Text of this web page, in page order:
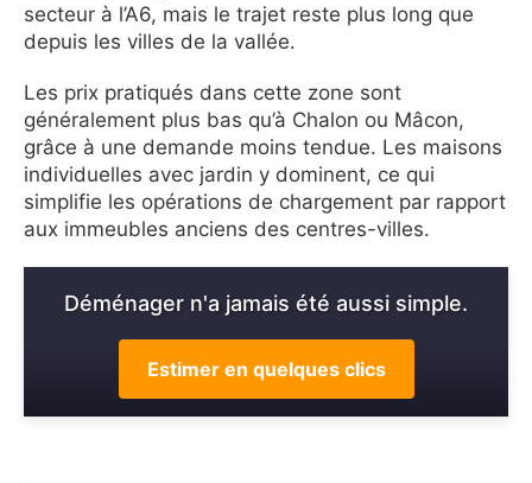
secteur à l’A6, mais le trajet reste plus long que
depuis les villes de la vallée.
Les prix pratiqués dans cette zone sont
généralement plus bas qu’à Chalon ou Mâcon,
grâce à une demande moins tendue. Les maisons
individuelles avec jardin y dominent, ce qui
simplifie les opérations de chargement par rapport
aux immeubles anciens des centres-villes.
Déménager n'a jamais été aussi simple.
Estimer en quelques clics